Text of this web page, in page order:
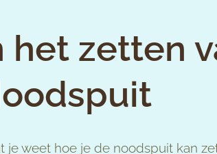
het zetten
je weet hoe je de noodspuit kan